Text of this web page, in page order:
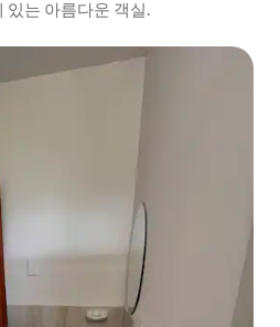
있는 아름다운 객실.